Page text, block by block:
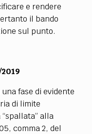
e rendere
il bando
sul punto.
fase di evidente
di limite
alla
comma 2, del